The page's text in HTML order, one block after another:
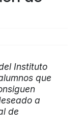
Instituto
que
a
de